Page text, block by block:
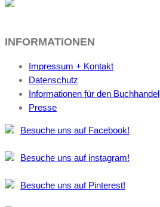
INFORMATIONEN
Impressum + Kontakt
Datenschutz
Informationen für den Buchhandel
Presse
Besuche uns auf Facebook!
Besuche uns auf instagram!
Besuche uns auf Pinterest!